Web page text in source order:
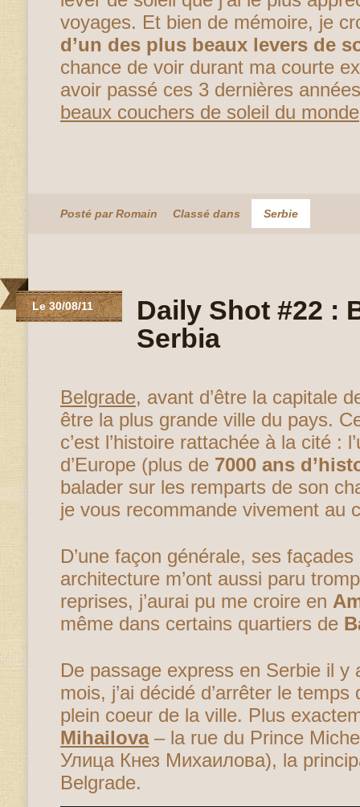
voyages. Et bien de mémoire, je
d’un des plus beaux levers de
chance de voir durant ma courte
avoir passé ces 3 dernières
beaux couchers de soleil du monde
Posté par Romain Classé dans Serbie
Le 30/08/11
Daily Shot #22 :
Serbia
Belgrade, avant d’être la capitale
être la plus grande ville du pays.
c’est l’histoire rattachée à la cité :
d’Europe (plus de 7000 ans
balader sur les remparts de son
je vous recommande vivement au
D’une façon générale, ses
architecture m’ont aussi paru
reprises, j’aurai pu me croire en
même dans certains quartiers de
De passage express en Serbie il y
mois, j’ai décidé d’arrêter le
plein coeur de la ville. Plus
Mihailova– la rue du Prince
Улица Кнез Михаилова), la
Belgrade.